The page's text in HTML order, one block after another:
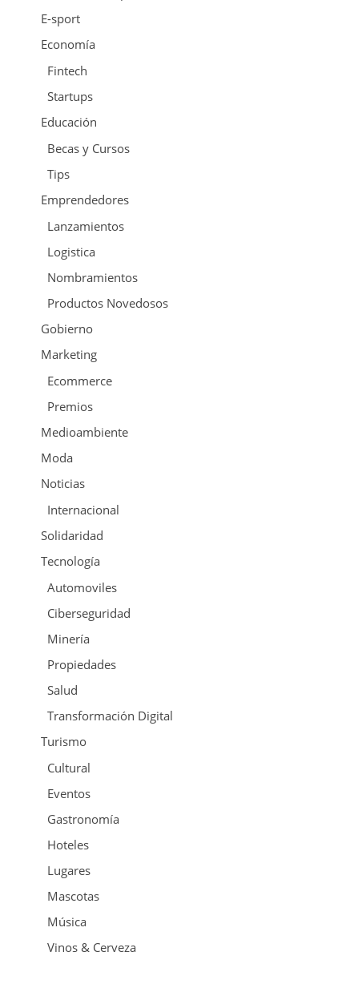
E-sport
Economía
Fintech
Startups
Educación
Becas y Cursos
Tips
Emprendedores
Lanzamientos
Logistica
Nombramientos
Productos Novedosos
Gobierno
Marketing
Ecommerce
Premios
Medioambiente
Moda
Noticias
Internacional
Solidaridad
Tecnología
Automoviles
Ciberseguridad
Minería
Propiedades
Salud
Transformación Digital
Turismo
Cultural
Eventos
Gastronomía
Hoteles
Lugares
Mascotas
Música
Vinos & Cerveza